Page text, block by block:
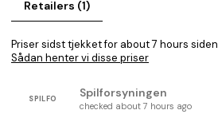
Retailers (1)
Priser sidst tjekket for about 7 hours siden
Sådan henter vi disse priser
SPILFO Spilforsyningen
checked about 7 hours ago